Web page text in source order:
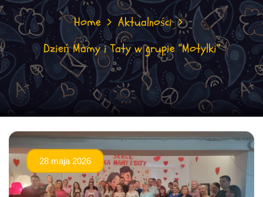
Home
Aktualności
Dzień Mamy i Taty w grupie “Motylki”
28 maja 2026